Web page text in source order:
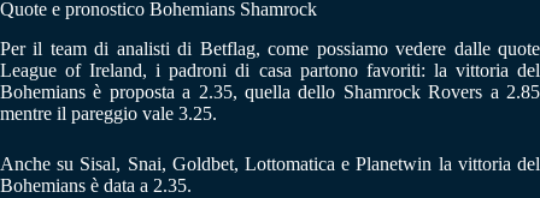
Quote e pronostico Bohemians Shamrock
Per il team di analisti di Betflag, come possiamo vedere dalle quote
League of Ireland, i padroni di casa partono favoriti: la vittoria del
Bohemians è proposta a 2.35, quella dello Shamrock Rovers a 2.85
mentre il pareggio vale 3.25.
Anche su Sisal, Snai, Goldbet, Lottomatica e Planetwin la vittoria del
Bohemians è data a 2.35.